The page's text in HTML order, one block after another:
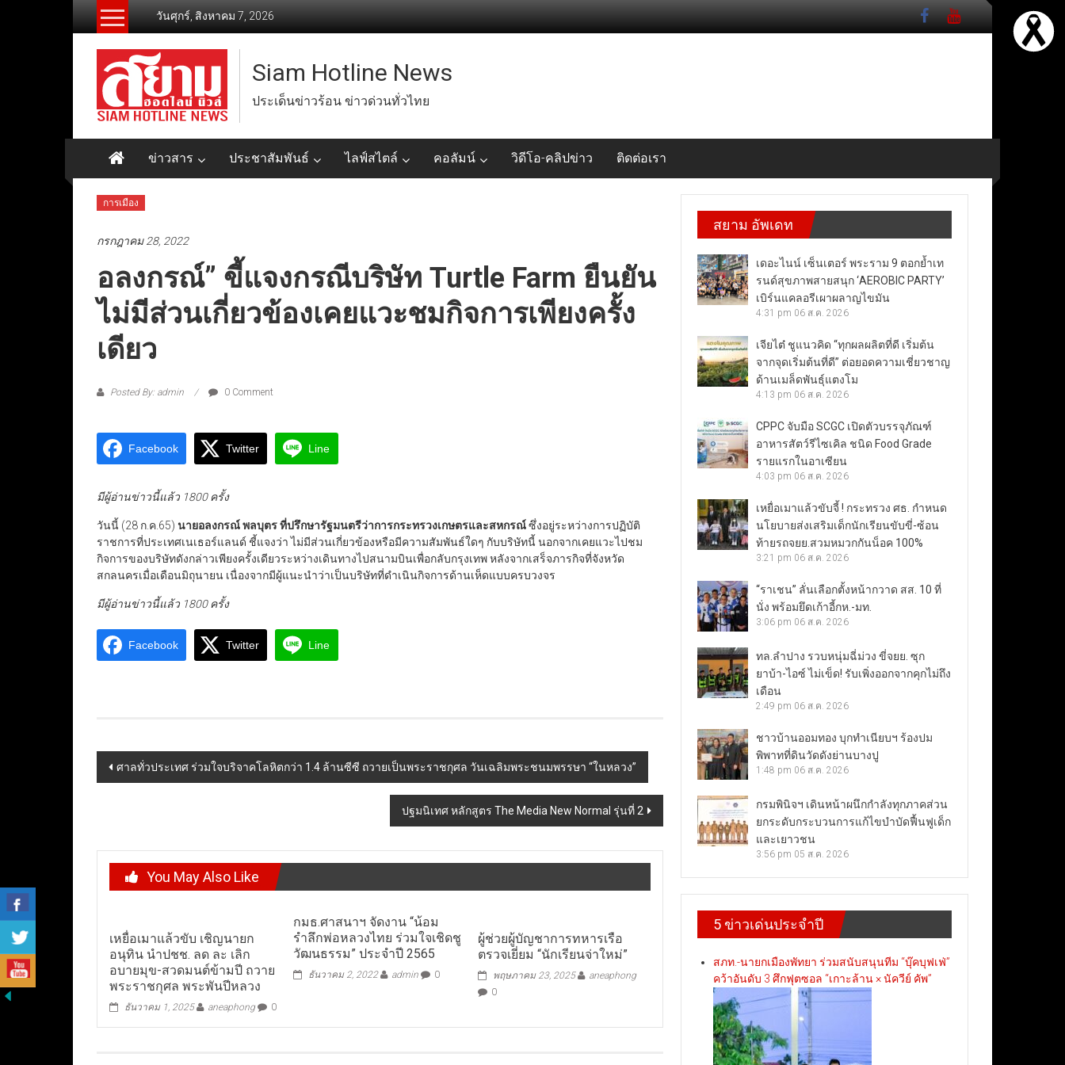
วันศุกร์, สิงหาคม 7, 2026
Siam Hotline News
ประเด็นข่าวร้อน ข่าวด่วนทั่วไทย
ข่าวสาร ประชาสัมพันธ์ ไลฟ์สไตล์ คอลัมน์ วิดีโอ-คลิปข่าว ติดต่อเรา
การเมือง
กรกฎาคม 28, 2022
อลงกรณ์” ขี้แจงกรณีบริษัท Turtle Farm ยืนยัน
ไม่มีส่วนเกี่ยวข้องเคยแวะชมกิจการเพียงครั้ง
เดียว
Posted By: admin 0 Comment
Facebook Twitter Line
มีผู้อ่านข่าวนี้แล้ว 1800 ครั้ง
วันนี้ (28 ก.ค.65) นายอลงกรณ์ พลบุตร ที่ปรึกษารัฐมนตรีว่าการกระทรวงเกษตรและสหกรณ์ซึ่งอยู่ระหว่างการปฏิบัติ
ราชการที่ประเทศเนเธอร์แลนด์ ชี้แจงว่า ไม่มีส่วนเกี่ยวข้องหรือมีความสัมพันธ์ใดๆ กับบริษัทนี้ นอกจากเคยแวะไปชม
กิจการของบริษัทดังกล่าวเพียงครั้งเดียวระหว่างเดินทางไปสนามบินเพื่อกลับกรุงเทพ หลังจากเสร็จภารกิจที่จังหวัด
สกลนครเมื่อเดือนมิถุนายน เนื่องจากมีผู้แนะนำว่าเป็นบริษัทที่ดำเนินกิจการด้านเห็ดแบบครบวงจร
มีผู้อ่านข่าวนี้แล้ว 1800 ครั้ง
Facebook Twitter Line
Post
ศาลทั่วประเทศ ร่วมใจบริจาคโลหิตกว่า 1.4 ล้านซีซี ถวายเป็นพระราชกุศล วันเฉลิมพระชนมพรรษา “ในหลวง”
ปฐมนิเทศ หลักสูตร The Media New Normal รุ่นที่ 2
You May Also Like
เหยื่อเมาแล้วขับ เชิญนายก
อนุทิน นำปชช. ลด ละ เลิก
อบายมุข-สวดมนต์ข้ามปี ถวาย
พระราชกุศล พระพันปีหลวง
ธันวาคม 1, 2025 aneaphong 0
กมธ.ศาสนาฯ จัดงาน “น้อม
รำลึกพ่อหลวงไทย ร่วมใจเชิดชู
วัฒนธรรม” ประจำปี 2565
ธันวาคม 2, 2022 admin 0
ผู้ช่วยผู้บัญชาการทหารเรือ
ตรวจเยี่ยม “นักเรียนจ่าใหม่”
พฤษภาคม 23, 2025
aneaphong
0
สยาม อัพเดท
เดอะไนน์ เซ็นเตอร์ พระราม 9 ตอกย้ำเท
รนด์สุขภาพสายสนุก ‘AEROBIC PARTY’
เบิร์นแคลอรีเผาผลาญไขมัน
4:31 pm 06 ส.ค. 2026
เจียไต๋ ชูแนวคิด “ทุกผลผลิตที่ดี เริ่มต้น
จากจุดเริ่มต้นที่ดี” ต่อยอดความเชี่ยวชาญ
ด้านเมล็ดพันธุ์แตงโม
4:13 pm 06 ส.ค. 2026
CPPC จับมือ SCGC เปิดตัวบรรจุภัณฑ์
อาหารสัตว์รีไซเคิล ชนิด Food Grade
รายแรกในอาเซียน
4:03 pm 06 ส.ค. 2026
เหยื่อเมาแล้วขับจี้ ! กระทรวง ศธ. กำหนด
นโยบายส่งเสริมเด็กนักเรียนขับขี่-ซ้อน
ท้ายรถจยย.สวมหมวกกันน็อค 100%
3:21 pm 06 ส.ค. 2026
“ราเชน” ลั่นเลือกตั้งหน้ากวาด สส. 10 ที่
นั่ง พร้อมยึดเก้าอี้กห.-มท.
3:06 pm 06 ส.ค. 2026
ทล.ลำปาง รวบหนุ่มฉี่ม่วง ขี่จยย. ซุก
ยาบ้า-ไอซ์ ไม่เข็ด! รับเพิ่งออกจากคุกไม่ถึง
เดือน
2:49 pm 06 ส.ค. 2026
ชาวบ้านออมทอง บุกทำเนียบฯ ร้องปม
พิพาทที่ดินวัดดังย่านบางปู
1:48 pm 06 ส.ค. 2026
กรมพินิจฯ เดินหน้าผนึกกำลังทุกภาคส่วน
ยกระดับกระบวนการแก้ไขบำบัดฟื้นฟูเด็ก
และเยาวชน
3:56 pm 05 ส.ค. 2026
5 ข่าวเด่นประจำปี
สภท.-นายกเมืองพัทยา ร่วมสนับสนุนทีม “บุ๊คบุฟเฟ่”
คว้าอันดับ 3 ศึกฟุตซอล “เกาะล้าน × นัควีย์ คัพ”